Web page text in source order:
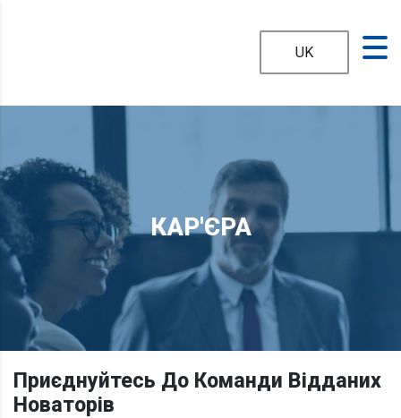
UK
КАР'ЄРА
Приєднуйтесь До Команди Відданих
Новаторів